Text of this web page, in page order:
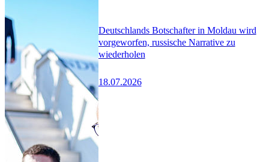
Deutschlands Botschafter in Moldau wird
vorgeworfen, russische Narrative zu
wiederholen
18.07.2026